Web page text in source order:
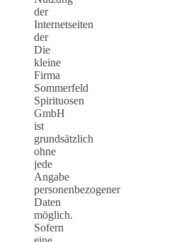
der
Internetseiten
der
Die
kleine
Firma
Sommerfeld
Spirituosen
GmbH
ist
grundsätzlich
ohne
jede
Angabe
personenbezogener
Daten
möglich.
Sofern